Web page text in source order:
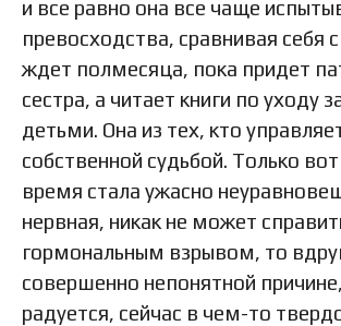
и все равно она все чаще
превосходства, сравнивая себя
ждет полмесяца, пока придет
сестра, а читает книги по уходу
детьми. Она из тех, кто
собственной судьбой. Только
время стала ужасно
нервная, никак не может
гормональным взрывом, то
совершенно непонятной
радуется, сейчас в чем-то